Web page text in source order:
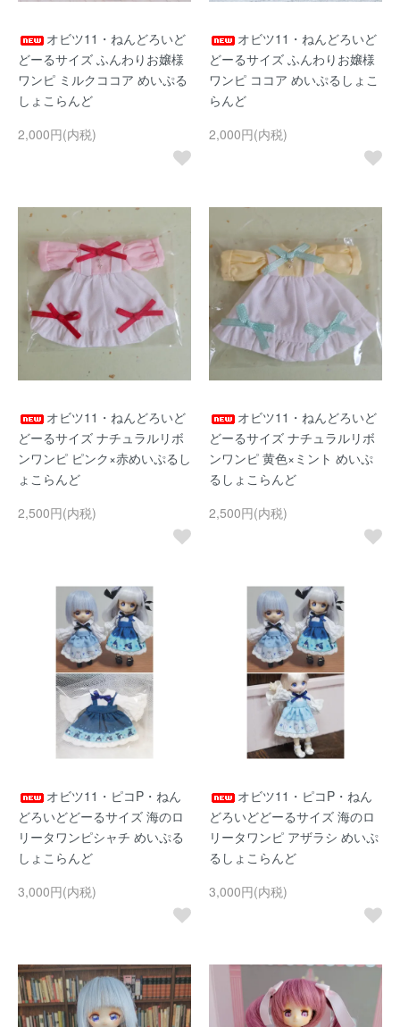
オビツ11・ねんどろいど
どーるサイズ ふんわりお嬢様
ワンピ ミルクココア めいぷる
しょこらんど
2,000円(内税)
オビツ11・ねんどろいど
どーるサイズ ふんわりお嬢様
ワンピ ココア めいぷるしょこ
らんど
2,000円(内税)
オビツ11・ねんどろいど
どーるサイズ ナチュラルリボ
ンワンピ ピンク×赤めいぷるし
ょこらんど
2,500円(内税)
オビツ11・ねんどろいど
どーるサイズ ナチュラルリボ
ンワンピ 黄色×ミント めいぷ
るしょこらんど
2,500円(内税)
オビツ11・ピコP・ねん
どろいどどーるサイズ 海のロ
リータワンピシャチ めいぷる
しょこらんど
3,000円(内税)
オビツ11・ピコP・ねん
どろいどどーるサイズ 海のロ
リータワンピ アザラシ めいぷ
るしょこらんど
3,000円(内税)